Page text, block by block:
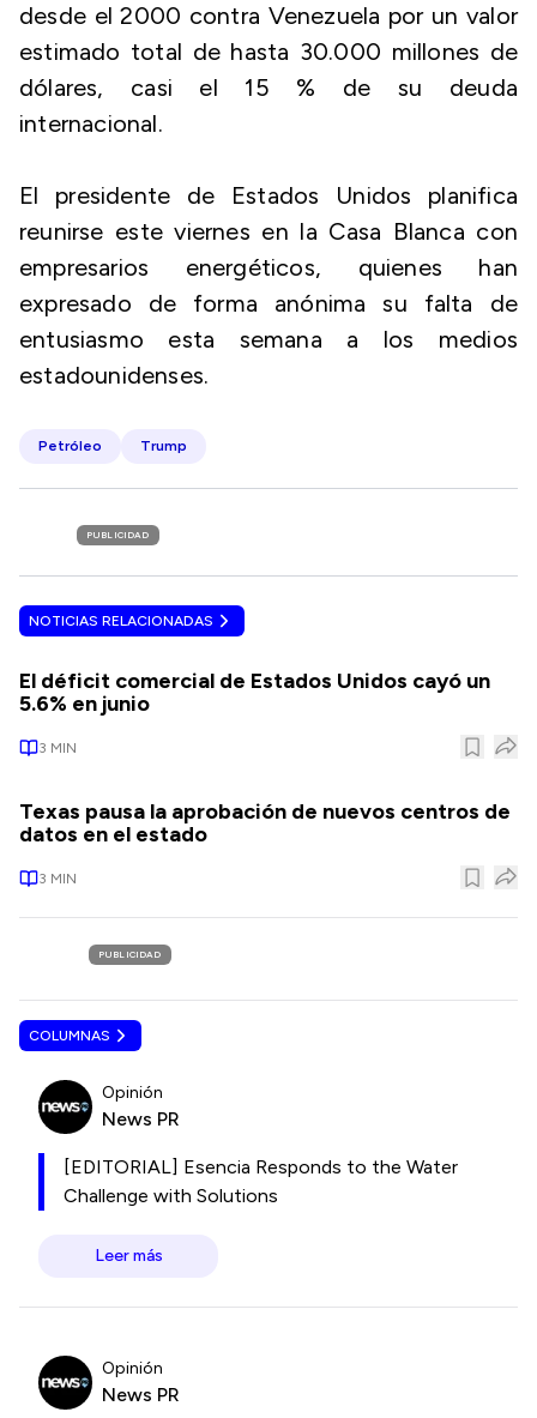
desde el 2000 contra Venezuela por un valor
estimado total de hasta 30.000 millones de
dólares, casi el 15 % de su deuda
internacional.
El presidente de Estados Unidos planifica
reunirse este viernes en la Casa Blanca con
empresarios energéticos, quienes han
expresado de forma anónima su falta de
entusiasmo esta semana a los medios
estadounidenses.
Petróleo Trump
PUBLICIDAD
NOTICIAS RELACIONADAS
El déficit comercial de Estados Unidos cayó un
5.6% en junio
3 MIN
Texas pausa la aprobación de nuevos centros de
datos en el estado
3 MIN
PUBLICIDAD
COLUMNAS
Opinión
News PR
[EDITORIAL] Esencia Responds to the Water
Challenge with Solutions
Leer más
Opinión
News PR